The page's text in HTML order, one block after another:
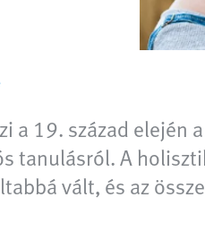
a 19. század
tanulásról. A
vált, és az